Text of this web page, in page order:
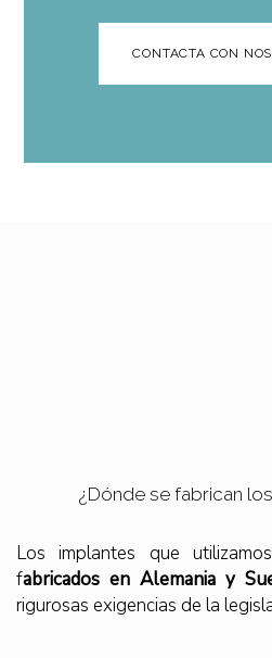
CONTACTA CON
¿Dónde se fabrican
Los implantes que
fabricados en Alemania y
rigurosas exigencias de la